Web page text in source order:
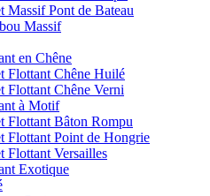
Massif Pont de Bateau
Massif
en Chêne
Flottant Chêne Huilé
Flottant Chêne Verni
à Motif
Flottant Bâton Rompu
Flottant Point de Hongrie
Flottant Versailles
Exotique